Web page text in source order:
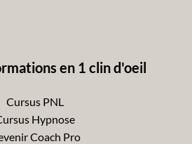
en 1 clin d'oeil
Cursus PNL
Hypnose
Coach Pro